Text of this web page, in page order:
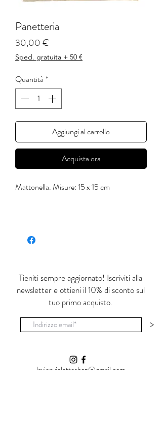
Panetteria
30,00 €Prezzo
Sped. gratuita + 50 €
Quantità *
Aggiungi al carrello
Acquista ora
Mattonella. Misure: 15 x 15 cm
E' da lì che entra la luce.'
(Leonard Cohen)
Ognuno di questi prodotti è realizzato a
mano e dipinto con colori apiombici,
cristallizzato successivamente in uno
smalto lucido e trasparente non tossico. E'
adatto ad uso alimentare.
Le piccole imperfezioni e la non uniformità
Tieniti sempre aggiornato! Iscriviti alla
newsletter e ottieni il 10% di sconto sul
tuo primo acquisto.
>
lavienvioletteshop@gmail.com